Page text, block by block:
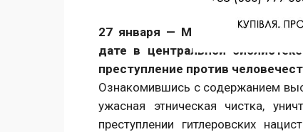
27 января — Международный
дате в центральной
преступление против
Ознакомившись с содержанием
ужасная этническая чистка,
преступлении гитлеровских